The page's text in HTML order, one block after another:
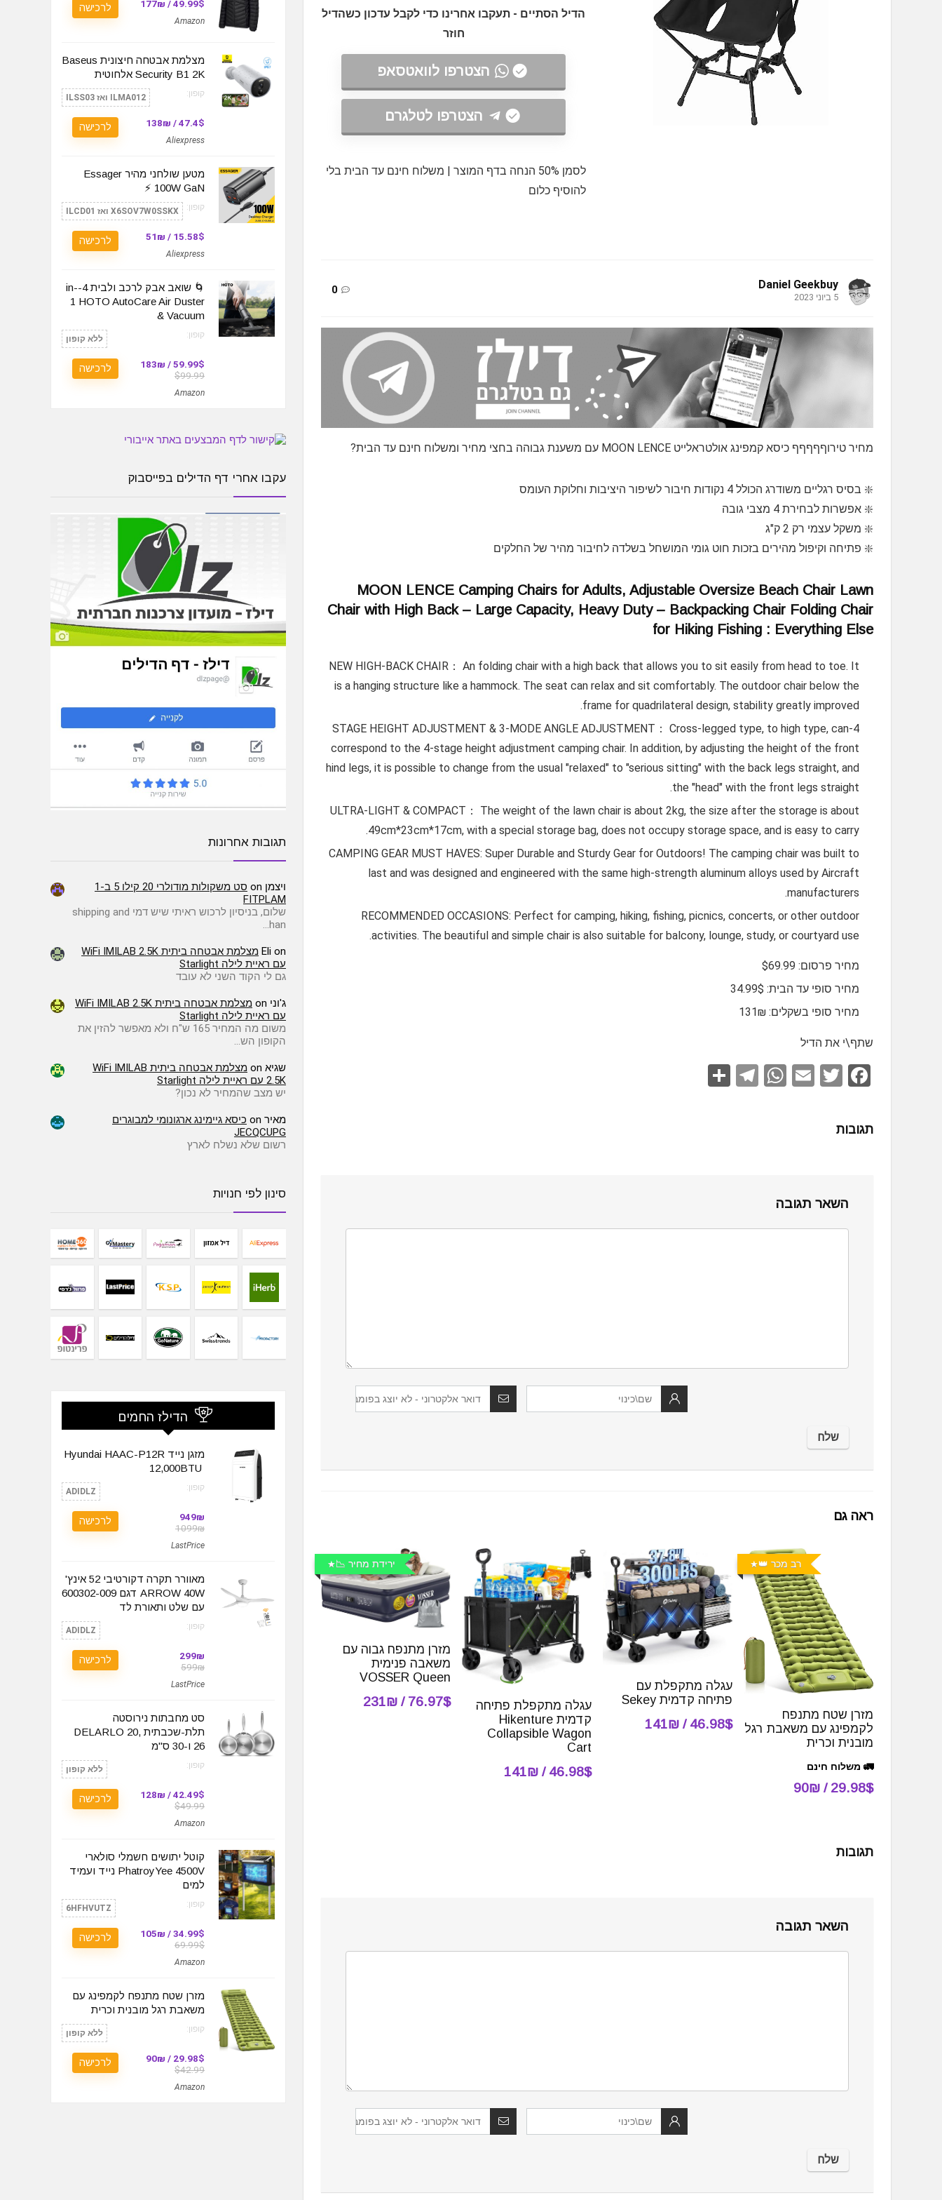
הדיל הסתיים - תעקבו אחרינו כדי לקבל עדכון כשהדיל
חוזר
הצטרפו לוואטסאפ
הצטרפו לטלגרם
לסמן 50% הנחה בדף המוצר | משלוח חינם עד הבית בלי
להוסיף כלום
Daniel Geekbuy
5 ביוני 2023
0
מחיר טירוףףףףף כיסא קמפינג אולטראלייט MOON LENCE עם משענת גבוהה בחצי מחיר ומשלוח חינם עד הבית?
❇️ בסיס רגליים משודרג הכולל 4 נקודות חיבור לשיפור היציבות וחלוקת העומס
❇️ אפשרות לבחירת 4 מצבי גובה
❇️ משקל עצמי רק 2 ק"ג
❇️ פתיחה וקיפול מהירים בזכות חוט גומי המושחל בשלדה לחיבור מהיר של החלקים
MOON LENCE Camping Chairs for Adults, Adjustable Oversize Beach Chair Lawn
Chair with High Back – Large Capacity, Heavy Duty – Backpacking Chair Folding Chair
for Hiking Fishing : Everything Else
NEW HIGH-BACK CHAIR： An folding chair with a high back that allows you to sit easily from head to toe. It
is a hanging structure like a hammock. The seat can relax and sit comfortably. The outdoor chair below the
frame for quadrilateral design, stability greatly improved.
4-STAGE HEIGHT ADJUSTMENT & 3-MODE ANGLE ADJUSTMENT： Cross-legged type, to high type, can
correspond to the 4-stage height adjustment camping chair. In addition, by adjusting the height of the front
hind legs, it is possible to change from the usual "relaxed" to "serious sitting" with the back legs straight, and
the "head" with the front legs straight.
ULTRA-LIGHT & COMPACT： The weight of the lawn chair is about 2kg, the size after the storage is about
49cm*23cm*17cm, with a special storage bag, does not occupy storage space, and is easy to carry.
CAMPING GEAR MUST HAVES: Super Durable and Sturdy Gear for Outdoors! The camping chair was built to
last and was designed and engineered with the same high-strength aluminum alloys used by Aircraft
manufacturers.
RECOMMENDED OCCASIONS: Perfect for camping, hiking, fishing, picnics, concerts, or other outdoor
activities. The beautiful and simple chair is also suitable for balcony, lounge, study, or courtyard use.
מחיר פרסום: $69.99
מחיר סופי עד הבית: 34.99$
מחיר סופי בשקלים: 131₪
שתף\י את הדיל
F
ce
b
k
T
E
W
T
תגובות
השאר תגובה
ראה גם
רב מכר 👑
מזרן שטח מתנפח
לקמפינג עם משאבת רגל
מובנית וכרית
🚛 משלוח חינם
29.98$ / 90₪
עגלה מתקפלת עם
פתיחה קדמית Sekey
46.98$ / 141₪
עגלה מתקפלת פתיחה
קדמית Hikenture
Collapsible Wagon
Cart
46.98$ / 141₪
ירידת מחיר 📉
מזרן מתנפח גבוה עם
משאבה פנימית
VOSSER Queen
76.97$ / 231₪
תגובות
השאר תגובה
49.99$ / 177₪
Amazon
לרכישה
מצלמת אבטחה חיצונית Baseus
Security B1 2K אלחוטית
קופון: ILMA012 ואז ILSS03
47.4$ / 138₪
Aliexpress
לרכישה
מטען שולחני מהיר Essager
100W GaN ⚡️
קופון: X6SOV7W0SSKX ואז ILCD01
15.58$ / 51₪
Aliexpress
לרכישה
🌀 שואב אבק לרכב ולבית 4-in-
1 HOTO AutoCare Air Duster
& Vacuum
קופון: ללא קופון
59.99$ / 183₪
$99.99
Amazon
לרכישה
עקבו אחרי דף הדילים בפייסבוק
תגובות אחרונות
ויצמן on
סט משקולות מודולרי 20 קילו 5 ב-1
FITPLAM
שלום, בניסיון לרכוש ראיתי שיש דמי shipping and
han…
Eli on
מצלמת אבטחה ביתית WiFi IMILAB 2.5K
עם ראיית לילה Starlight
גם לי הקוד השני לא עובד
ג'וני on
מצלמת אבטחה ביתית WiFi IMILAB 2.5K
עם ראיית לילה Starlight
משום מה המחיר 165 ש"ח ולא מאפשר להזין את
הקופון הש…
שגיא on
מצלמת אבטחה ביתית WiFi IMILAB
2.5K עם ראיית לילה Starlight
יש מצב שהמחיר לא נכון?
מאיר on כיסא גיימינג ארגונומי למבוגרים
JECQCUPG
רשום שלא נשלח לארץ
סינון לפי חנויות
הדילז החמים
מזגן נייד Hyundai HAAC-P12R
קופון: ADIDLZ
949₪
1099₪
LastPrice
לרכישה
מאוורר תקרה דקורטיבי 52 אינץ'
ARROW 40W דגם 600302-009
עם שלט ותאורת לד
קופון: ADIDLZ
299₪
599₪
LastPrice
לרכישה
סט מחבתות נירוסטה
תלת-שכבתית DELARLO 20,
26 ו-30 ס"מ
קופון: ללא קופון
42.49$ / 128₪
$49.99
Amazon
לרכישה
קוטל יתושים חשמלי סולארי
PhatroyYee 4500V נייד ועמיד
למים
קופון: 6HFHVUTZ
34.99$ / 105₪
69.99$
Amazon
לרכישה
מזרן שטח מתנפח לקמפינג עם
משאבת רגל מובנית וכרית
קופון: ללא קופון
29.98$ / 90₪
$42.99
Amazon
לרכישה